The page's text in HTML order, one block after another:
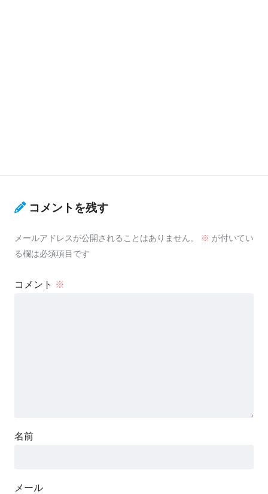
コメントを残す
メールアドレスが公開されることはありません。 ※ が付いてい
る欄は必須項目です
コメント ※
名前
メール